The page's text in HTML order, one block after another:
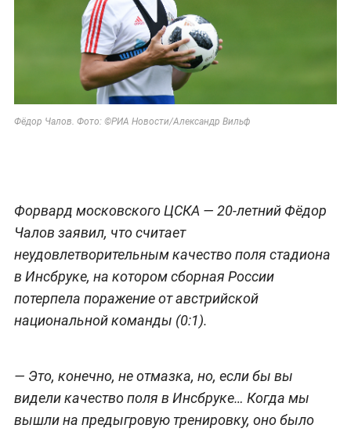
Фёдор Чалов. Фото: ©РИА Новости/Александр Вильф
Форвард московского ЦСКА — 20-летний Фёдор
Чалов заявил, что считает
неудовлетворительным качество поля стадиона
в Инсбруке, на котором сборная России
потерпела поражение от австрийской
национальной команды (0:1).
— Это, конечно, не отмазка, но, если бы вы
видели качество поля в Инсбруке… Когда мы
вышли на предыгровую тренировку, оно было